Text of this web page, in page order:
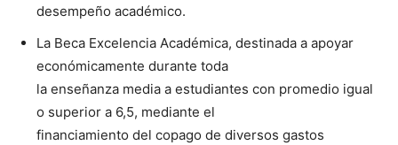
desempeño académico.
La Beca Excelencia Académica, destinada a apoyar
económicamente durante toda
la enseñanza media a estudiantes con promedio igual
o superior a 6,5, mediante el
financiamiento del copago de diversos gastos